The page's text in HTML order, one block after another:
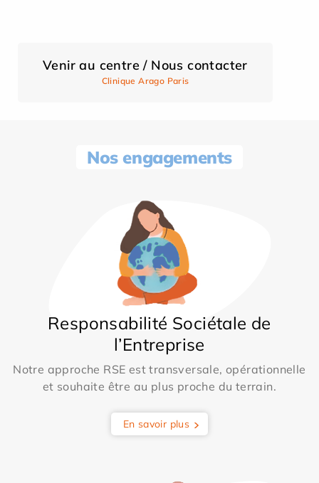
Venir au centre / Nous contacter
Clinique Arago Paris
Nos engagements
Responsabilité Sociétale de
l’Entreprise
Notre approche RSE est transversale, opérationnelle
et souhaite être au plus proche du terrain.
En savoir plus